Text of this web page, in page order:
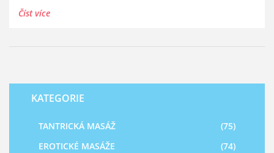
informacemi.
Číst více
KATEGORIE
TANTRICKÁ MASÁŽ
(75)
EROTICKÉ MASÁŽE
(74)